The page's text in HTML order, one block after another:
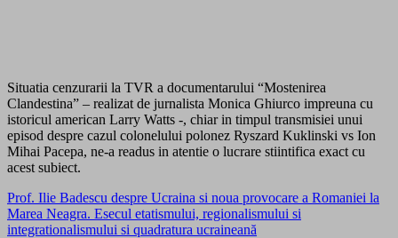
Situatia cenzurarii la TVR a documentarului “Mostenirea
Clandestina” – realizat de jurnalista Monica Ghiurco impreuna cu
istoricul american Larry Watts -, chiar in timpul transmisiei unui
episod despre cazul colonelului polonez Ryszard Kuklinski vs Ion
Mihai Pacepa, ne-a readus in atentie o lucrare stiintifica exact cu
acest subiect.
Prof. Ilie Badescu despre Ucraina si noua provocare a Romaniei la
Marea Neagra. Esecul etatismului, regionalismului si
integrationalismului si quadratura ucraineană